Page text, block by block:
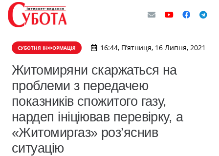
СУБОТНЯ ІНФОРМАЦІЯ 16:44, П’ятниця, 16 Липня, 2021
Житомиряни скаржаться на
проблеми з передачею
показників спожитого газу,
нардеп ініціював перевірку, а
«Житомиргаз» роз’яснив
ситуацію